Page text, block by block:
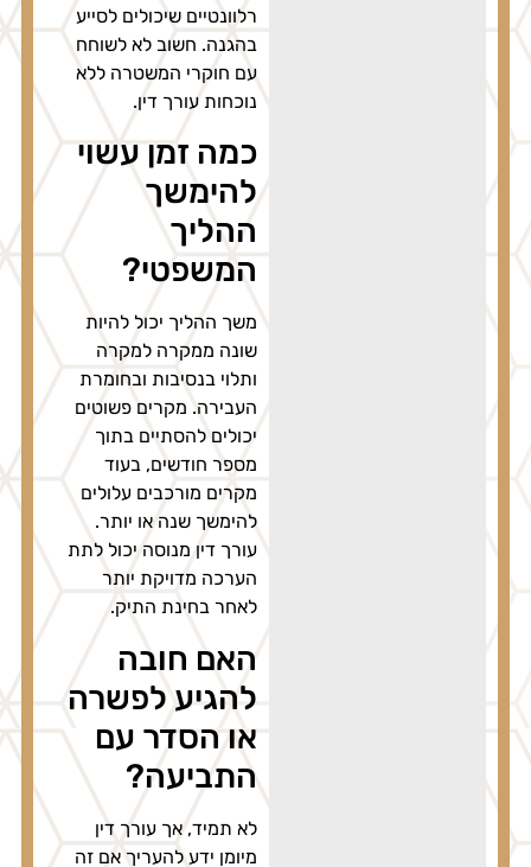
רלוונטיים שיכולים לסייע
בהגנה. חשוב לא לשוחח
עם חוקרי המשטרה ללא
נוכחות עורך דין.
כמה זמן עשוי
להימשך
ההליך
המשפטי?
משך ההליך יכול להיות
שונה ממקרה למקרה
ותלוי בנסיבות ובחומרת
העבירה. מקרים פשוטים
יכולים להסתיים בתוך
מספר חודשים, בעוד
מקרים מורכבים עלולים
להימשך שנה או יותר.
עורך דין מנוסה יכול לתת
הערכה מדויקת יותר
לאחר בחינת התיק.
האם חובה
להגיע לפשרה
או הסדר עם
התביעה?
לא תמיד, אך עורך דין
מיומן ידע להעריך אם זה